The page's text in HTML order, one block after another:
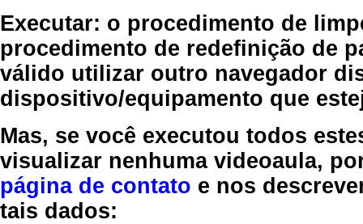
Executar: o procedimento de
procedimento de redefinição de
válido utilizar outro navegador
dispositivo/equipamento que
Mas, se você executou todos
visualizar nenhuma videoaula,
página de contato e nos
tais dados: